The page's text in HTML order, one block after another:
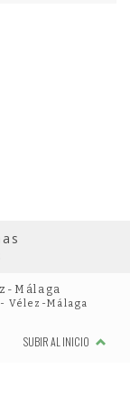
Málaga
Vélez-Málaga
SUBIR AL INICIO